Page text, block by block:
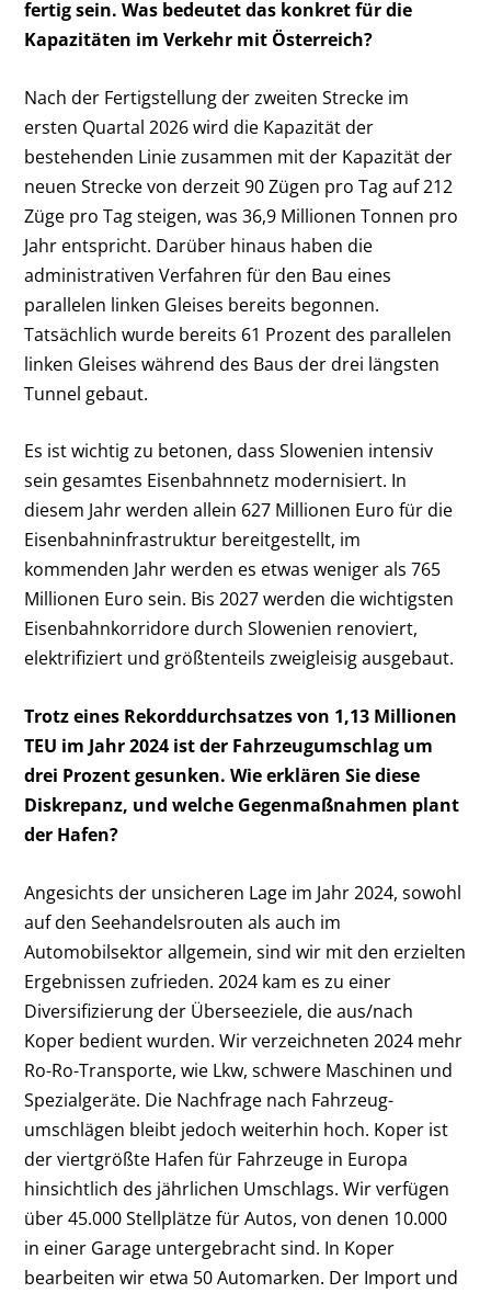
fertig sein. Was bedeutet das konkret für die
Kapazitäten im Verkehr mit Österreich?
Nach der Fertigstellung der zweiten Strecke im
ersten Quartal 2026 wird die Kapazität der
bestehenden Linie zusammen mit der Kapazität der
neuen Strecke von derzeit 90 Zügen pro Tag auf 212
Züge pro Tag steigen, was 36,9 Millionen Tonnen pro
Jahr entspricht. Darüber hinaus haben die
administrativen Verfahren für den Bau eines
parallelen linken Gleises bereits begonnen.
Tatsächlich wurde bereits 61 Prozent des parallelen
linken Gleises während des Baus der drei längsten
Tunnel gebaut.
Es ist wichtig zu betonen, dass Slowenien intensiv
sein gesamtes Eisenbahnnetz modernisiert. In
diesem Jahr werden allein 627 Millionen Euro für die
Eisenbahninfrastruktur bereitgestellt, im
kommenden Jahr werden es etwas weniger als 765
Millionen Euro sein. Bis 2027 werden die wichtigsten
Eisenbahnkorridore durch Slowenien renoviert,
elektrifiziert und größtenteils zweigleisig ausgebaut.
Trotz eines Rekorddurchsatzes von 1,13 Millionen
TEU im Jahr 2024 ist der Fahrzeugumschlag um
drei Prozent gesunken. Wie erklären Sie diese
Diskrepanz, und welche Gegenmaßnahmen plant
der Hafen?
Angesichts der unsicheren Lage im Jahr 2024, sowohl
auf den Seehandelsrouten als auch im
Automobilsektor allgemein, sind wir mit den erzielten
Ergebnissen zufrieden. 2024 kam es zu einer
Diversifizierung der Überseeziele, die aus/nach
Koper bedient wurden. Wir verzeichneten 2024 mehr
Ro-Ro-Transporte, wie Lkw, schwere Maschinen und
Spezialgeräte. Die Nachfrage nach Fahrzeug-
umschlägen bleibt jedoch weiterhin hoch. Koper ist
der viertgrößte Hafen für Fahrzeuge in Europa
hinsichtlich des jährlichen Umschlags. Wir verfügen
über 45.000 Stellplätze für Autos, von denen 10.000
in einer Garage untergebracht sind. In Koper
bearbeiten wir etwa 50 Automarken. Der Import und